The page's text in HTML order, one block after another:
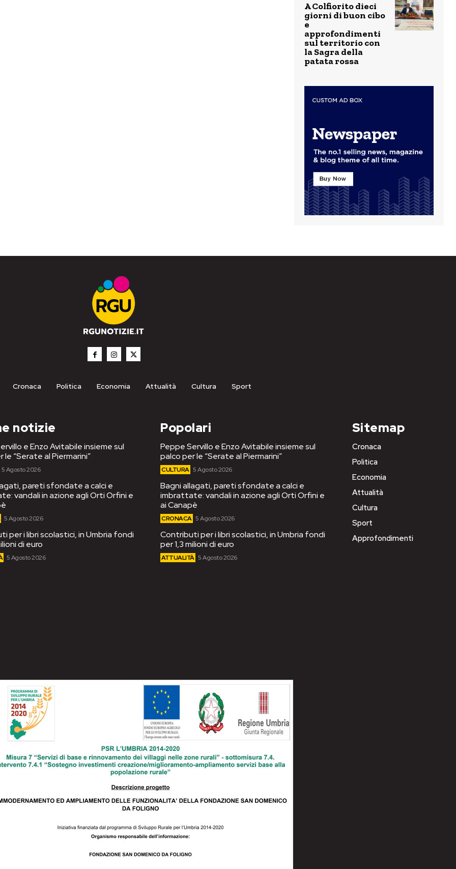
A Colfiorito dieci
giorni di buon cibo
e
approfondimenti
sul territorio con
la Sagra della
patata rossa
Cronaca Politica Economia Attualità Cultura Sport
notizie
e Enzo Avitabile insieme sul
le “Serate al Piermarini”
5 Agosto 2026
pareti sfondate a calci e
vandali in azione agli Orti Orfini e
5 Agosto 2026
per i libri scolastici, in Umbria fondi
di euro
5 Agosto 2026
Popolari
Peppe Servillo e Enzo Avitabile insieme sul
palco per le “Serate al Piermarini”
CULTURA 5 Agosto 2026
Bagni allagati, pareti sfondate a calci e
imbrattate: vandali in azione agli Orti Orfini e
ai Canapè
CRONACA 5 Agosto 2026
Contributi per i libri scolastici, in Umbria fondi
per 1,3 milioni di euro
ATTUALITÀ 5 Agosto 2026
Sitemap
Cronaca
Politica
Economia
Attualità
Cultura
Sport
Approfondimenti